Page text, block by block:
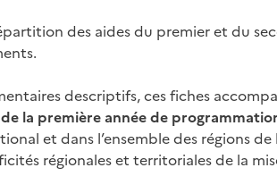
des aides du premier et du
descriptifs, ces fiches
la première année de
et dans l’ensemble des régions de
régionales et territoriales de la